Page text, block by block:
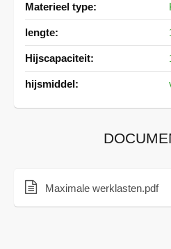
Maximale werklasten.pdf